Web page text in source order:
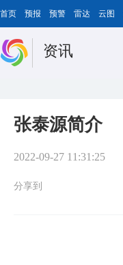
首页 预报 预警 雷达 云图
资讯
张泰源简介
2022-09-27 11:31:25
分享到